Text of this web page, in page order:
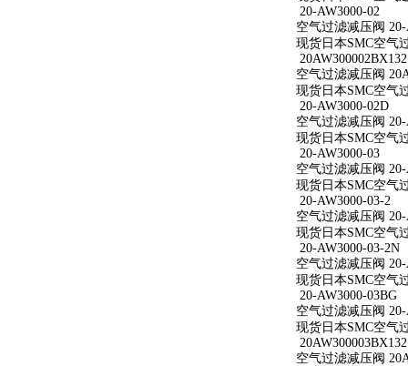
20-AW3000-02
空气过滤减压阀 20-
现货日本SMC空气
20AW300002BX132
空气过滤减压阀
现货日本SMC空气
20-AW3000-02D
空气过滤减压阀 20-
现货日本SMC空气
20-AW3000-03
空气过滤减压阀 20-
现货日本SMC空气
20-AW3000-03-2
空气过滤减压阀 20-
现货日本SMC空气
20-AW3000-03-2N
空气过滤减压阀
现货日本SMC空气
20-AW3000-03BG
空气过滤减压阀 20-
现货日本SMC空气
20AW300003BX132
空气过滤减压阀